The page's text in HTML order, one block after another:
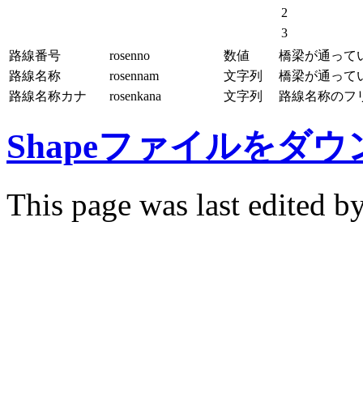
2
3
路線番号
rosenno 数値
橋梁が通って
路線名称
rosennam 文字列
橋梁が通って
路線名称カナ
rosenkana 文字列 路線名称のフ
Shapeファイルをダ
This page was last edited